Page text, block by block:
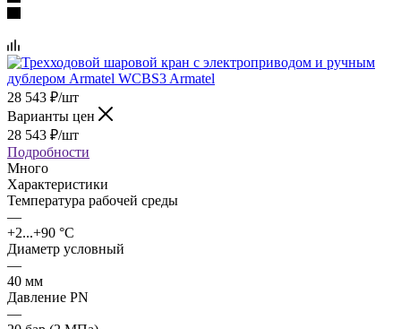
28 543 ₽/шт
Варианты цен
28 543 ₽/шт
Подробности
Много
Характеристики
Температура рабочей среды
—
+2...+90 °C
Диаметр условный
—
40 мм
Давление PN
—